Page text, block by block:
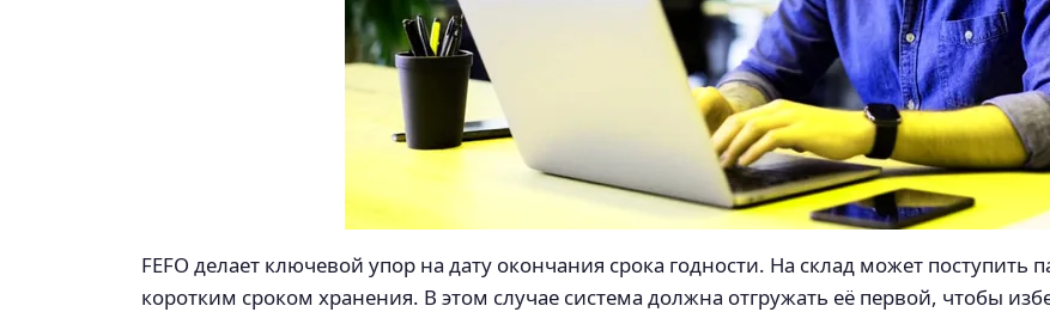
FEFO делает ключевой упор на дату окончания срока годности. На склад может поступить
коротким сроком хранения. В этом случае система должна отгружать её первой, чтобы